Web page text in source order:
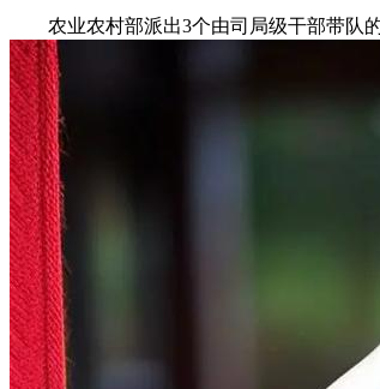
农业农村部派出3个由司局级干部带队的